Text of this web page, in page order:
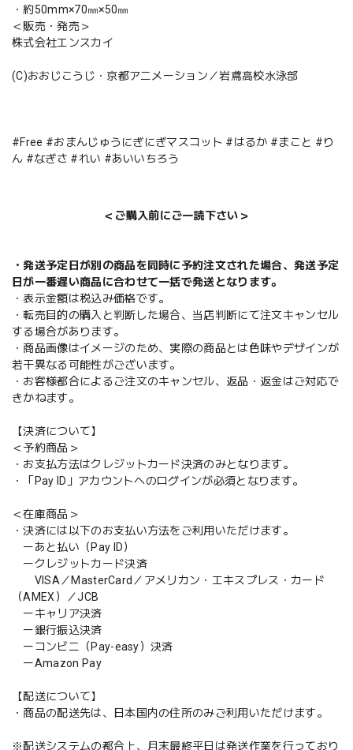
・約50mm×70㎜×50㎜
＜販売・発売＞
株式会社エンスカイ
(C)おおじこうじ・京都アニメーション／岩鳶高校水泳部
#Free #おまんじゅうにぎにぎマスコット #はるか #まこと #り
ん #なぎさ #れい #あいいちろう
＜ご購入前にご一読下さい＞
・発送予定日が別の商品を同時に予約注文された場合、発送予定
日が一番遅い商品に合わせて一括で発送となります。
・表示金額は税込み価格です。
・転売目的の購入と判断した場合、当店判断にて注文キャンセル
する場合があります。
・商品画像はイメージのため、実際の商品とは色味やデザインが
若干異なる可能性がございます。
・お客様都合によるご注文のキャンセル、返品・返金はご対応で
きかねます。
【決済について】
＜予約商品＞
・お支払方法はクレジットカード決済のみとなります。
・「Pay ID」アカウントへのログインが必須となります。
＜在庫商品＞
・決済には以下のお支払い方法をご利用いただけます。
ーあと払い（Pay ID）
ークレジットカード決済
VISA／MasterCard／アメリカン・エキスプレス・カード
（AMEX）／JCB
ーキャリア決済
ー銀行振込決済
ーコンビニ（Pay-easy）決済
ーAmazon Pay
【配送について】
・商品の配送先は、日本国内の住所のみご利用いただけます。
※配送システムの都合上、月末最終平日は発送作業を行っており